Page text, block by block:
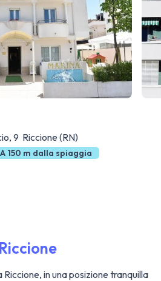
9 Riccione (RN)
A 150 m dalla spiaggia
Riccione, in una posizione tranquilla